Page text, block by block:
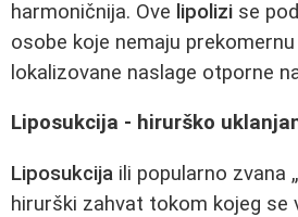
harmoničnija. Ove lipolizi se
osobe koje nemaju
lokalizovane naslage otporne
Liposukcija - hirurško
Liposukcija ili popularno zvana
hirurški zahvat tokom kojeg se